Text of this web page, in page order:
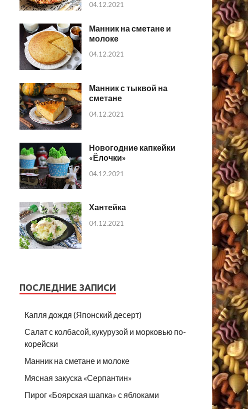
04.12.2021
Манник на сметане и
молоке
04.12.2021
Манник с тыквой на
сметане
04.12.2021
Новогодние капкейки
«Ёлочки»
04.12.2021
Хантейка
04.12.2021
ПОСЛЕДНИЕ ЗАПИСИ
Капля дождя (Японский десерт)
Салат с колбасой, кукурузой и морковью по-
корейски
Манник на сметане и молоке
Мясная закуска «Серпантин»
Пирог «Боярская шапка» с яблоками